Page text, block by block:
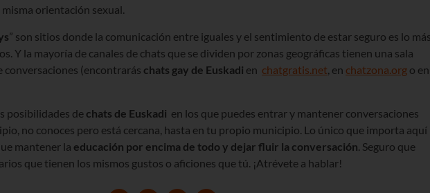
orientación sexual.
” son sitios donde la comunicación entre iguales y el sentimiento de estar seguro es lo
Y la mayoría de canales de chats que se dividen por zonas geográficas tienen una sala
conversaciones (encontrarás chats gay de Euskadi en chatgratis.net , en chatzona.org o en
posibilidades de chats de Euskadi en los que puedes entrar y mantener conversaciones
no conoces pero está cercana, hasta en tu propio municipio. Lo único que importa aquí
mantener la educación por encima de todo y dejar fluir la conversación . Seguro que
que tienen los mismos gustos o aficiones que tú. ¡Atrévete a hablar!